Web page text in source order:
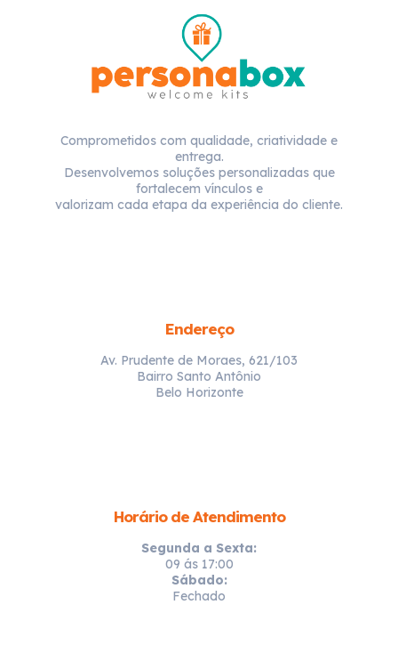
Comprometidos com qualidade, criatividade e
entrega.
Desenvolvemos soluções personalizadas que
fortalecem vínculos e
valorizam cada etapa da experiência do cliente.
Endereço
Av. Prudente de Moraes, 621/103
Bairro Santo Antônio
Belo Horizonte
Horário de Atendimento
Segunda a Sexta:
09 ás 17:00
Sábado:
Fechado